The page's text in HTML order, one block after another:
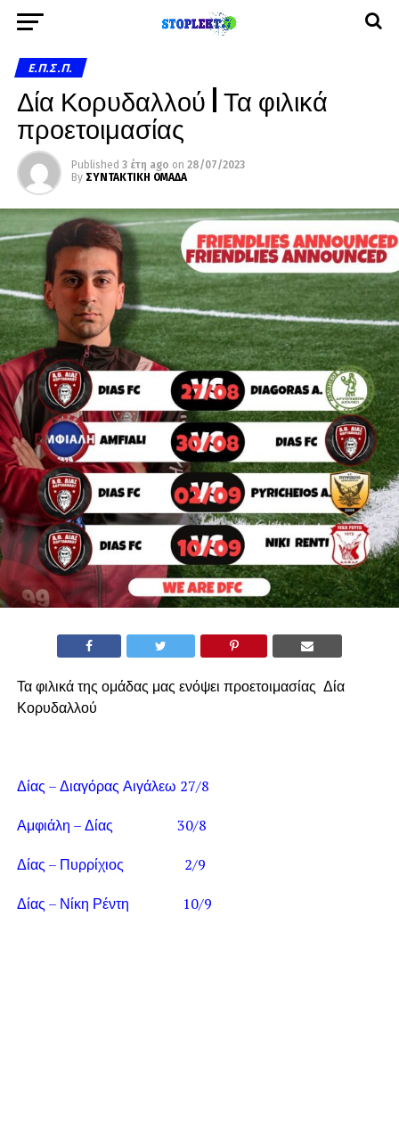
Ε.Π.Σ.Π.
Δία Κορυδαλλού | Τα φιλικά
προετοιμασίας
Published 3 έτη ago on 28/07/2023
By ΣΥΝΤΑΚΤΙΚΗ ΟΜΑΔΑ
Τα φιλικά της ομάδας μας ενόψει προετοιμασίας Δία
Κορυδαλλού
Δίας – Διαγόρας Αιγάλεω 27/8
Αμφιάλη – Δίας 30/8
Δίας – Πυρρίχιος 2/9
Δίας – Νίκη Ρέντη 10/9